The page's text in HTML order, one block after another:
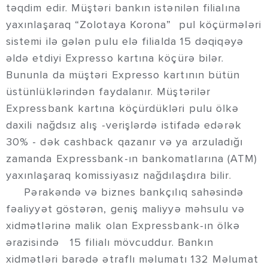
təqdim edir. Müştəri bankın istənilən filialına
yaxınlaşaraq “Zolotaya Korona” pul köçürmələri
sistemi ilə gələn pulu elə filialda 15 dəqiqəyə
əldə etdiyi Expresso kartına köçürə bilər.
Bununla da müştəri Expresso kartının bütün
üstünlüklərindən faydalanır. Müştərilər
Expressbank kartına köçürdükləri pulu ölkə
daxili nağdsız alış -verişlərdə istifadə edərək
30% - dək cashback qazanır və ya arzuladığı
zamanda Expressbank-ın bankomatlarına (ATM)
yaxınlaşaraq komissiyasız nağdılaşdıra bilir.
Pərakəndə və biznes bankçılıq sahəsində
fəaliyyət göstərən, geniş maliyyə məhsulu və
xidmətlərinə malik olan Expressbank-ın ölkə
ərazisində 15 filialı mövcuddur. Bankın
xidmətləri barədə ətraflı məlumatı 132 Məlumat